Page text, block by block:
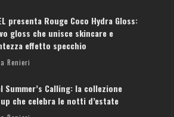
presenta Rouge Coco Hydra Gloss:
gloss che unisce skincare e
effetto specchio
Renieri
Summer’s Calling: la collezione
che celebra le notti d’estate
GUIDA PER IL WEEKEND PERFETTO